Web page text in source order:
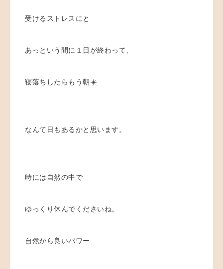
受けるストレスにと
あっという間に１日が終わって、
寝落ちしたらもう朝☀️
なんて日もあるかと思います。
時には自然の中で
ゆっくり休んでくださいね。
自然から良いパワー